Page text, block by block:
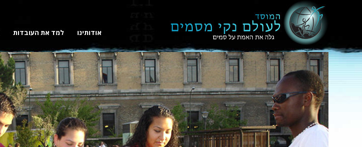
אודותינו למד את העובדות